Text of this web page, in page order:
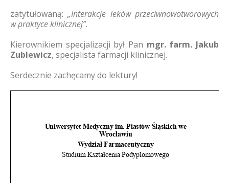
zatytułowaną:„Interakcje leków przeciwnowotworowych
w praktyce klinicznej”.
Kierownikiem specjalizacji był Pan mgr. farm. Jakub
Zublewicz, specjalista farmacji klinicznej.
Serdecznie zachęcamy do lektury!